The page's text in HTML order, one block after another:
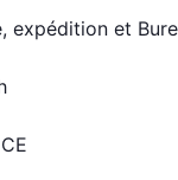
expédition et